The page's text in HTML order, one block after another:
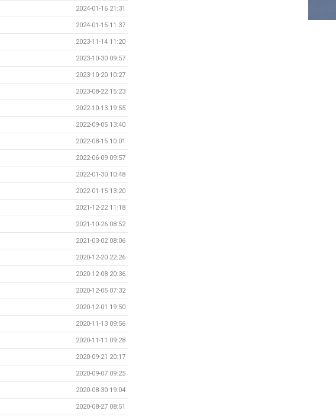
2024-01-16 21:31
2024-01-15 11:37
2023-11-14 11:20
2023-10-30 09:57
2023-10-20 10:27
2023-08-22 15:23
2022-10-13 19:55
2022-09-05 13:40
2022-08-15 10:01
2022-06-09 09:57
2022-01-30 10:48
2022-01-15 13:20
2021-12-22 11:18
2021-10-26 08:52
2021-03-02 08:06
2020-12-20 22:26
2020-12-08 20:36
2020-12-05 07:32
2020-12-01 19:50
2020-11-13 09:56
2020-11-11 09:28
2020-09-21 20:17
2020-09-07 09:25
2020-08-30 19:04
2020-08-27 08:51